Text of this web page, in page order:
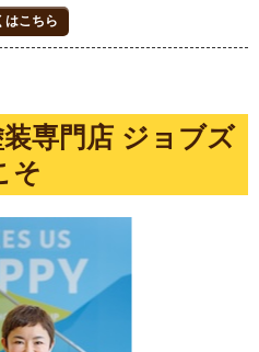
はこちら
専門店 ジョブズ
そ